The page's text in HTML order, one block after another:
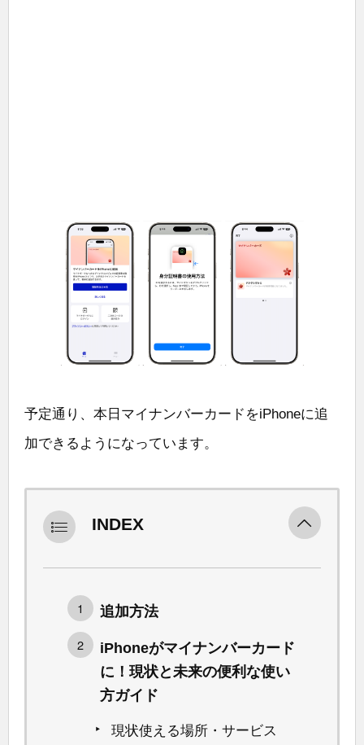
予定通り、本日マイナンバーカードをiPhoneに追
加できるようになっています。
INDEX
追加方法
iPhoneがマイナンバーカード
に！現状と未来の便利な使い
方ガイド
現状使える場所・サービス